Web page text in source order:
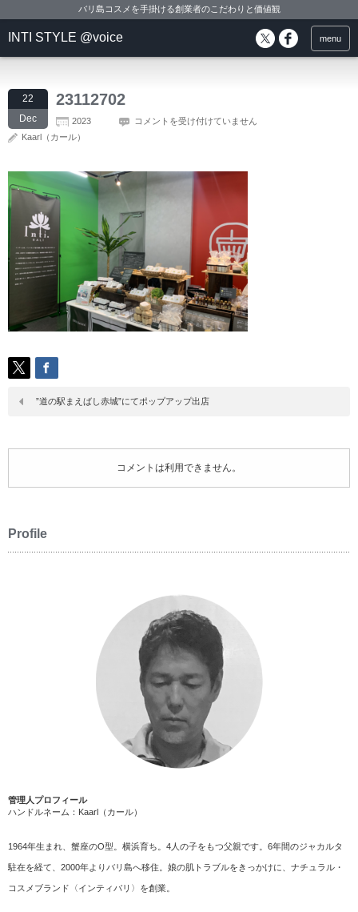
バリ島コスメを手掛ける創業者のこだわりと価値観
INTI STYLE @voice menu
22
Dec
23112702
2023
コメントを受け付けていません
Kaarl（カール）
”道の駅まえばし赤城”にてポップアップ出店
コメントは利用できません。
Profile
管理人プロフィール
ハンドルネーム：Kaarl（カール）
1964年生まれ、蟹座のO型。横浜育ち。4人の子をもつ父親です。6年間のジャカルタ
駐在を経て、2000年よりバリ島へ移住。娘の肌トラブルをきっかけに、ナチュラル・
コスメブランド〈インティバリ〉を創業。